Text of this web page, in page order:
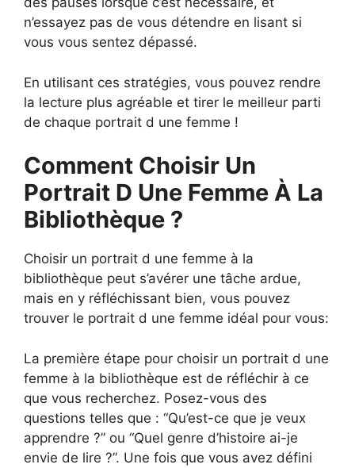
n’essayez pas de vous détendre en lisant si
vous vous sentez dépassé.
En utilisant ces stratégies, vous pouvez rendre
la lecture plus agréable et tirer le meilleur parti
de chaque portrait d une femme !
Comment Choisir Un
Portrait D Une Femme À La
Bibliothèque ?
Choisir un portrait d une femme à la
bibliothèque peut s’avérer une tâche ardue,
mais en y réfléchissant bien, vous pouvez
trouver le portrait d une femme idéal pour vous:
La première étape pour choisir un portrait d une
femme à la bibliothèque est de réfléchir à ce
que vous recherchez. Posez-vous des
questions telles que : “Qu’est-ce que je veux
apprendre ?” ou “Quel genre d’histoire ai-je
envie de lire ?”. Une fois que vous avez défini